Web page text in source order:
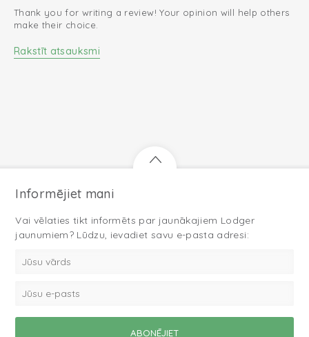
Thank you for writing a review! Your opinion will help others
make their choice.
Rakstīt atsauksmi
Informējiet mani
Vai vēlaties tikt informēts par jaunākajiem Lodger
jaunumiem? Lūdzu, ievadiet savu e-pasta adresi: